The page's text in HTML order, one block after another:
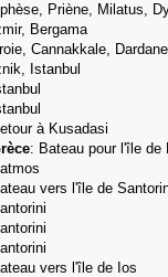
Priène, Milatus,
Bergama
Cannakkale,
Istanbul
à Kusadasi
: Bateau pour l'île de
vers l'île de
vers l'île de Ios